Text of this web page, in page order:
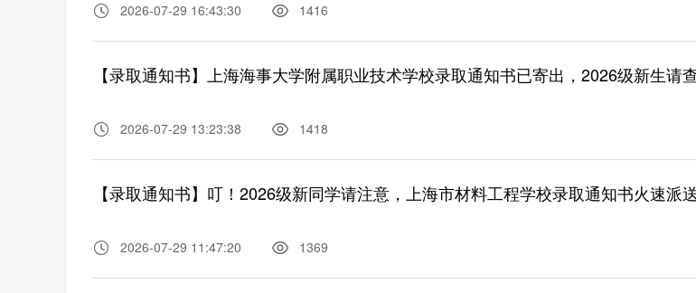
2026-07-29 16:43:30 1416
2026-07-29 13:23:38 1418
2026-07-29 11:47:20 1369